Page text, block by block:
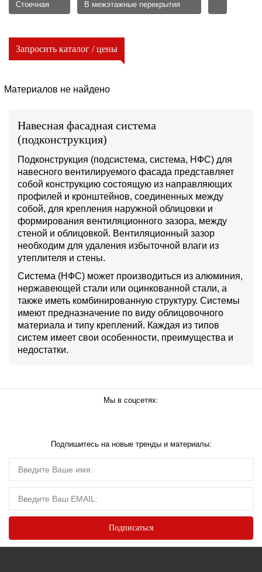
Стоечная В межэтажные перекрытия
Запросить каталог / цены
Материалов не найдено
Навесная фасадная система
(подконструкция)
Подконструкция (подсистема, система, НФС) для
навесного вентилируемого фасада представляет
собой конструкцию состоящую из направляющих
профилей и кронштейнов, соединенных между
собой, для крепления наружной облицовки и
формирования вентиляционного зазора, между
стеной и облицовкой. Вентиляционный зазор
необходим для удаления избыточной влаги из
утеплителя и стены.
Система (НФС) может производиться из алюминия,
нержавеющей стали или оцинкованной стали, а
также иметь комбинированную структуру. Системы
имеют предназначение по виду облицовочного
материала и типу креплений. Каждая из типов
систем имеет свои особенности, преимущества и
недостатки.
Мы в соцсетях:
Подпишитесь на новые тренды и материалы: